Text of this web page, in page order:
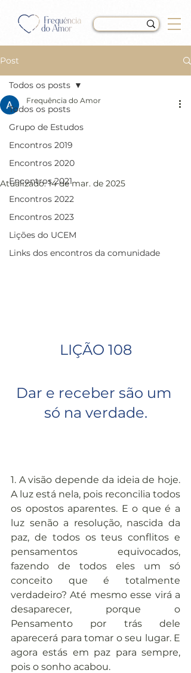
Post
Todos os posts
Grupo de Estudos
Encontros 2019
Encontros 2020
Encontros 2021
Encontros 2022
Encontros 2023
Lições do UCEM
Links dos encontros da comunidade
Todos os posts
LIÇÃO 108 do Livro de
Exercícios de “Um Curso
em Milagres” (UCEM)
Frequência do Amor
Atualizado:14 de mar. de 2025
LIÇÃO 108
Dar e receber são um
só na verdade.
1. A visão depende da ideia de hoje.
A luz está nela, pois reconcilia todos
os opostos aparentes. E o que é a
luz senão a resolução, nascida da
paz, de todos os teus conflitos e
pensamentos equivocados,
fazendo de todos eles um só
conceito que é totalmente
verdadeiro? Até mesmo esse virá a
desaparecer, porque o
Pensamento por trás dele
aparecerá para tomar o seu lugar. E
agora estás em paz para sempre,
pois o sonho acabou.